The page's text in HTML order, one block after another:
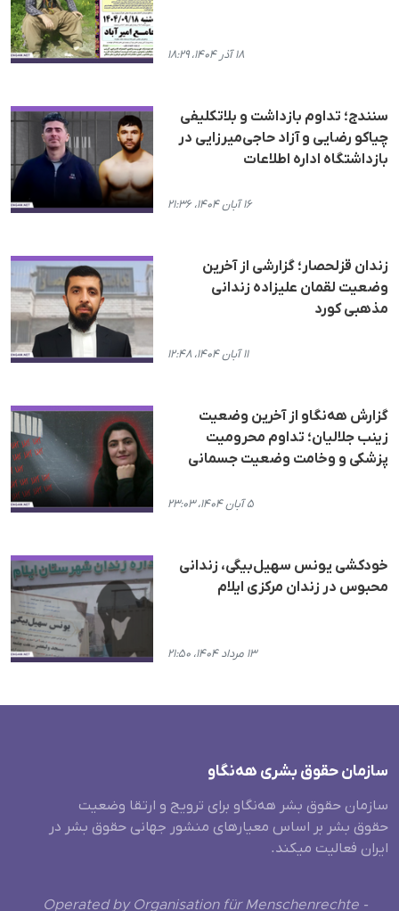
۱۸ آذر ۱۴۰۴، ۱۸:۲۹
سنندج؛ تداوم بازداشت و بلاتکلیفی
چیاکو رضایی و آزاد حاجی‌میرزایی در
بازداشتگاه ادارە اطلاعات
۱۶ آبان ۱۴۰۴، ۲۱:۳۶
زندان قزلحصار؛ گزارشی از آخرین
وضعیت لقمان علیزاده زندانی
مذهبی کورد
۱۱ آبان ۱۴۰۴، ۱۲:۴۸
گزارش هه‌نگاو از آخرین وضعیت
زینب جلالیان؛ تداوم محرومیت
پزشکی و وخامت وضعیت جسمانی
۵ آبان ۱۴۰۴، ۲۳:۰۳
خودکشی یونس سهیل‌بیگی، زندانی
محبوس در زندان مرکزی ایلام
۱۳ مرداد ۱۴۰۴، ۲۱:۵۰
سازمان حقوق بشری هەنگاو
سازمان حقوق بشر هه‌نگاو برای ترویج و ارتقا وضعیت
حقوق بشر بر اساس معیارهای منشور جهانی حقوق بشر در
ایران فعالیت میکند.
Operated by Organisation für Menschenrechte -